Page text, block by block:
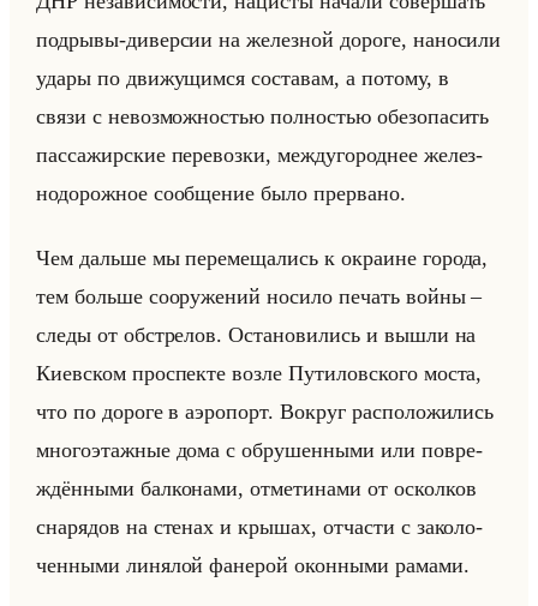
под­ры­вы-ди­вер­сии на же­лез­ной до­ро­ге, на­но­си­ли
удары по дви­жу­щим­ся со­ста­вам, а по­то­му, в
связи с невоз­мож­но­стью пол­но­стью обез­опа­сить
пас­са­жир­ские пе­ре­воз­ки, меж­ду­го­род­нее же­лез­
но­до­рож­ное со­об­ще­ние было пре­рва­но.
Чем дальше мы пе­ре­ме­ща­лись к окра­ине го­ро­да,
тем больше со­ору­же­ний но­си­ло пе­чать войны –
следы от об­стре­лов. Оста­но­ви­лись и вышли на
Ки­ев­ском про­спек­те возле Пу­ти­лов­ско­го моста,
что по до­ро­ге в аэро­порт. Во­круг рас­по­ло­жи­лись
мно­го­этаж­ные дома с об­ру­шен­ны­ми или по­вре­
ждён­ны­ми бал­ко­на­ми, от­ме­ти­на­ми от оскол­ков
сна­ря­дов на сте­нах и кры­шах, от­ча­сти с за­ко­ло­
чен­ны­ми ли­ня­лой фа­не­рой окон­ны­ми ра­ма­ми.